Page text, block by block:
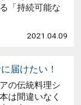
「持続可能な
2021.04.09
届けたい！
の伝統料理シ
は間違いなく